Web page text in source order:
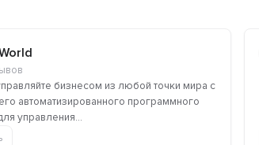
бизнесом из любой точки мира с
автоматизированного программного
управления...